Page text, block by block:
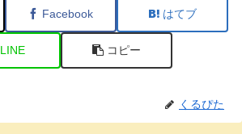
Facebook はてブ
LINE コピー
くるぴた